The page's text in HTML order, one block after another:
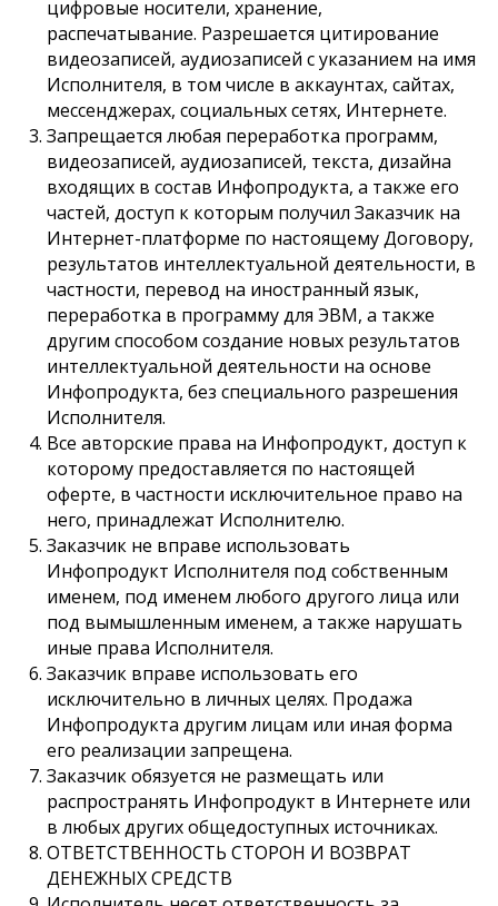
цифровые носители, хранение,
распечатывание. Разрешается цитирование
видеозаписей, аудиозаписей с указанием на имя
Исполнителя, в том числе в аккаунтах, сайтах,
мессенджерах, социальных сетях, Интернете.
Запрещается любая переработка программ,
видеозаписей, аудиозаписей, текста, дизайна
входящих в состав Инфопродукта, а также его
частей, доступ к которым получил Заказчик на
Интернет-платформе по настоящему Договору,
результатов интеллектуальной деятельности, в
частности, перевод на иностранный язык,
переработка в программу для ЭВМ, а также
другим способом создание новых результатов
интеллектуальной деятельности на основе
Инфопродукта, без специального разрешения
Исполнителя.
Все авторские права на Инфопродукт, доступ к
которому предоставляется по настоящей
оферте, в частности исключительное право на
него, принадлежат Исполнителю.
Заказчик не вправе использовать
Инфопродукт Исполнителя под собственным
именем, под именем любого другого лица или
под вымышленным именем, а также нарушать
иные права Исполнителя.
Заказчик вправе использовать его
исключительно в личных целях. Продажа
Инфопродукта другим лицам или иная форма
его реализации запрещена.
Заказчик обязуется не размещать или
распространять Инфопродукт в Интернете или
в любых других общедоступных источниках.
ОТВЕТСТВЕННОСТЬ СТОРОН И ВОЗВРАТ
ДЕНЕЖНЫХ СРЕДСТВ